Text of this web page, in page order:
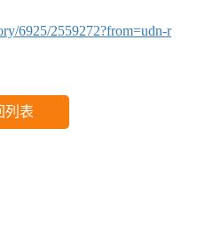
6925/2559272?from=udn-r
列表